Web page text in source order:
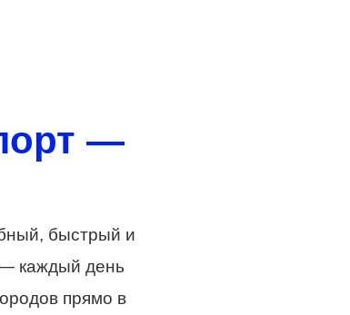
—
быстрый и
каждый день
прямо в